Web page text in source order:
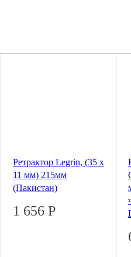
Ретрактор Legrin, (35 x
11 мм) 215мм
(Пакистан)
1 656 Р